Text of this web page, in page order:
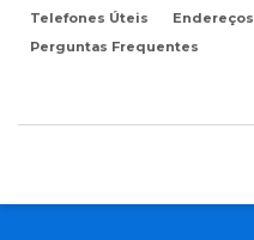
Telefones Úteis Endereços
Perguntas Frequentes